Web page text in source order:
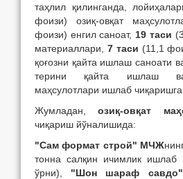
таҳлил қилинганда,
фоизи) озиқ-овқат
фоизи) енгил саноат, 19 таси
материаллари, 7 таси (11,1
қоғозни қайта ишлаш саноати
терини қайта ишлаш ва
маҳсулотлари ишлаб
Жумладан,озиқ-овқат
чиқариш йўналишида:
"Сам формат строй" МЧЖ
тонна салқин ичимлик
ўрни), "Шон шараф